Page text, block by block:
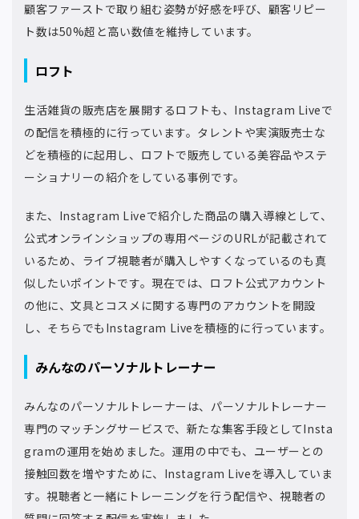
顧客ファーストで取り組む姿勢が好感を呼び、顧客リピー
ト数は50%超と高い数値を維持しています。
ロフト
生活雑貨の販売店を展開するロフトも、Instagram Liveで
の配信を積極的に行っています。タレントや実演販売士な
どを積極的に起用し、ロフトで販売している美容品やステ
ーショナリーの紹介をしている事例です。
また、Instagram Liveで紹介した商品の購入導線として、
公式オンラインショップの専用ページのURLが記載されて
いるため、ライブ視聴者が購入しやすくなっているのも真
似したいポイントです。現在では、ロフト公式アカウント
の他に、文具とコスメに関する専門のアカウントを開設
し、そちらでもInstagram Liveを積極的に行っています。
みんなのパーソナルトレーナー
みんなのパーソナルトレーナーは、パーソナルトレーナー
専門のマッチングサービスで、新たな集客手段としてInsta
gramの運用を始めました。運用の中でも、ユーザーとの
接触回数を増やすために、Instagram Liveを導入していま
す。視聴者と一緒にトレーニングを行う配信や、視聴者の